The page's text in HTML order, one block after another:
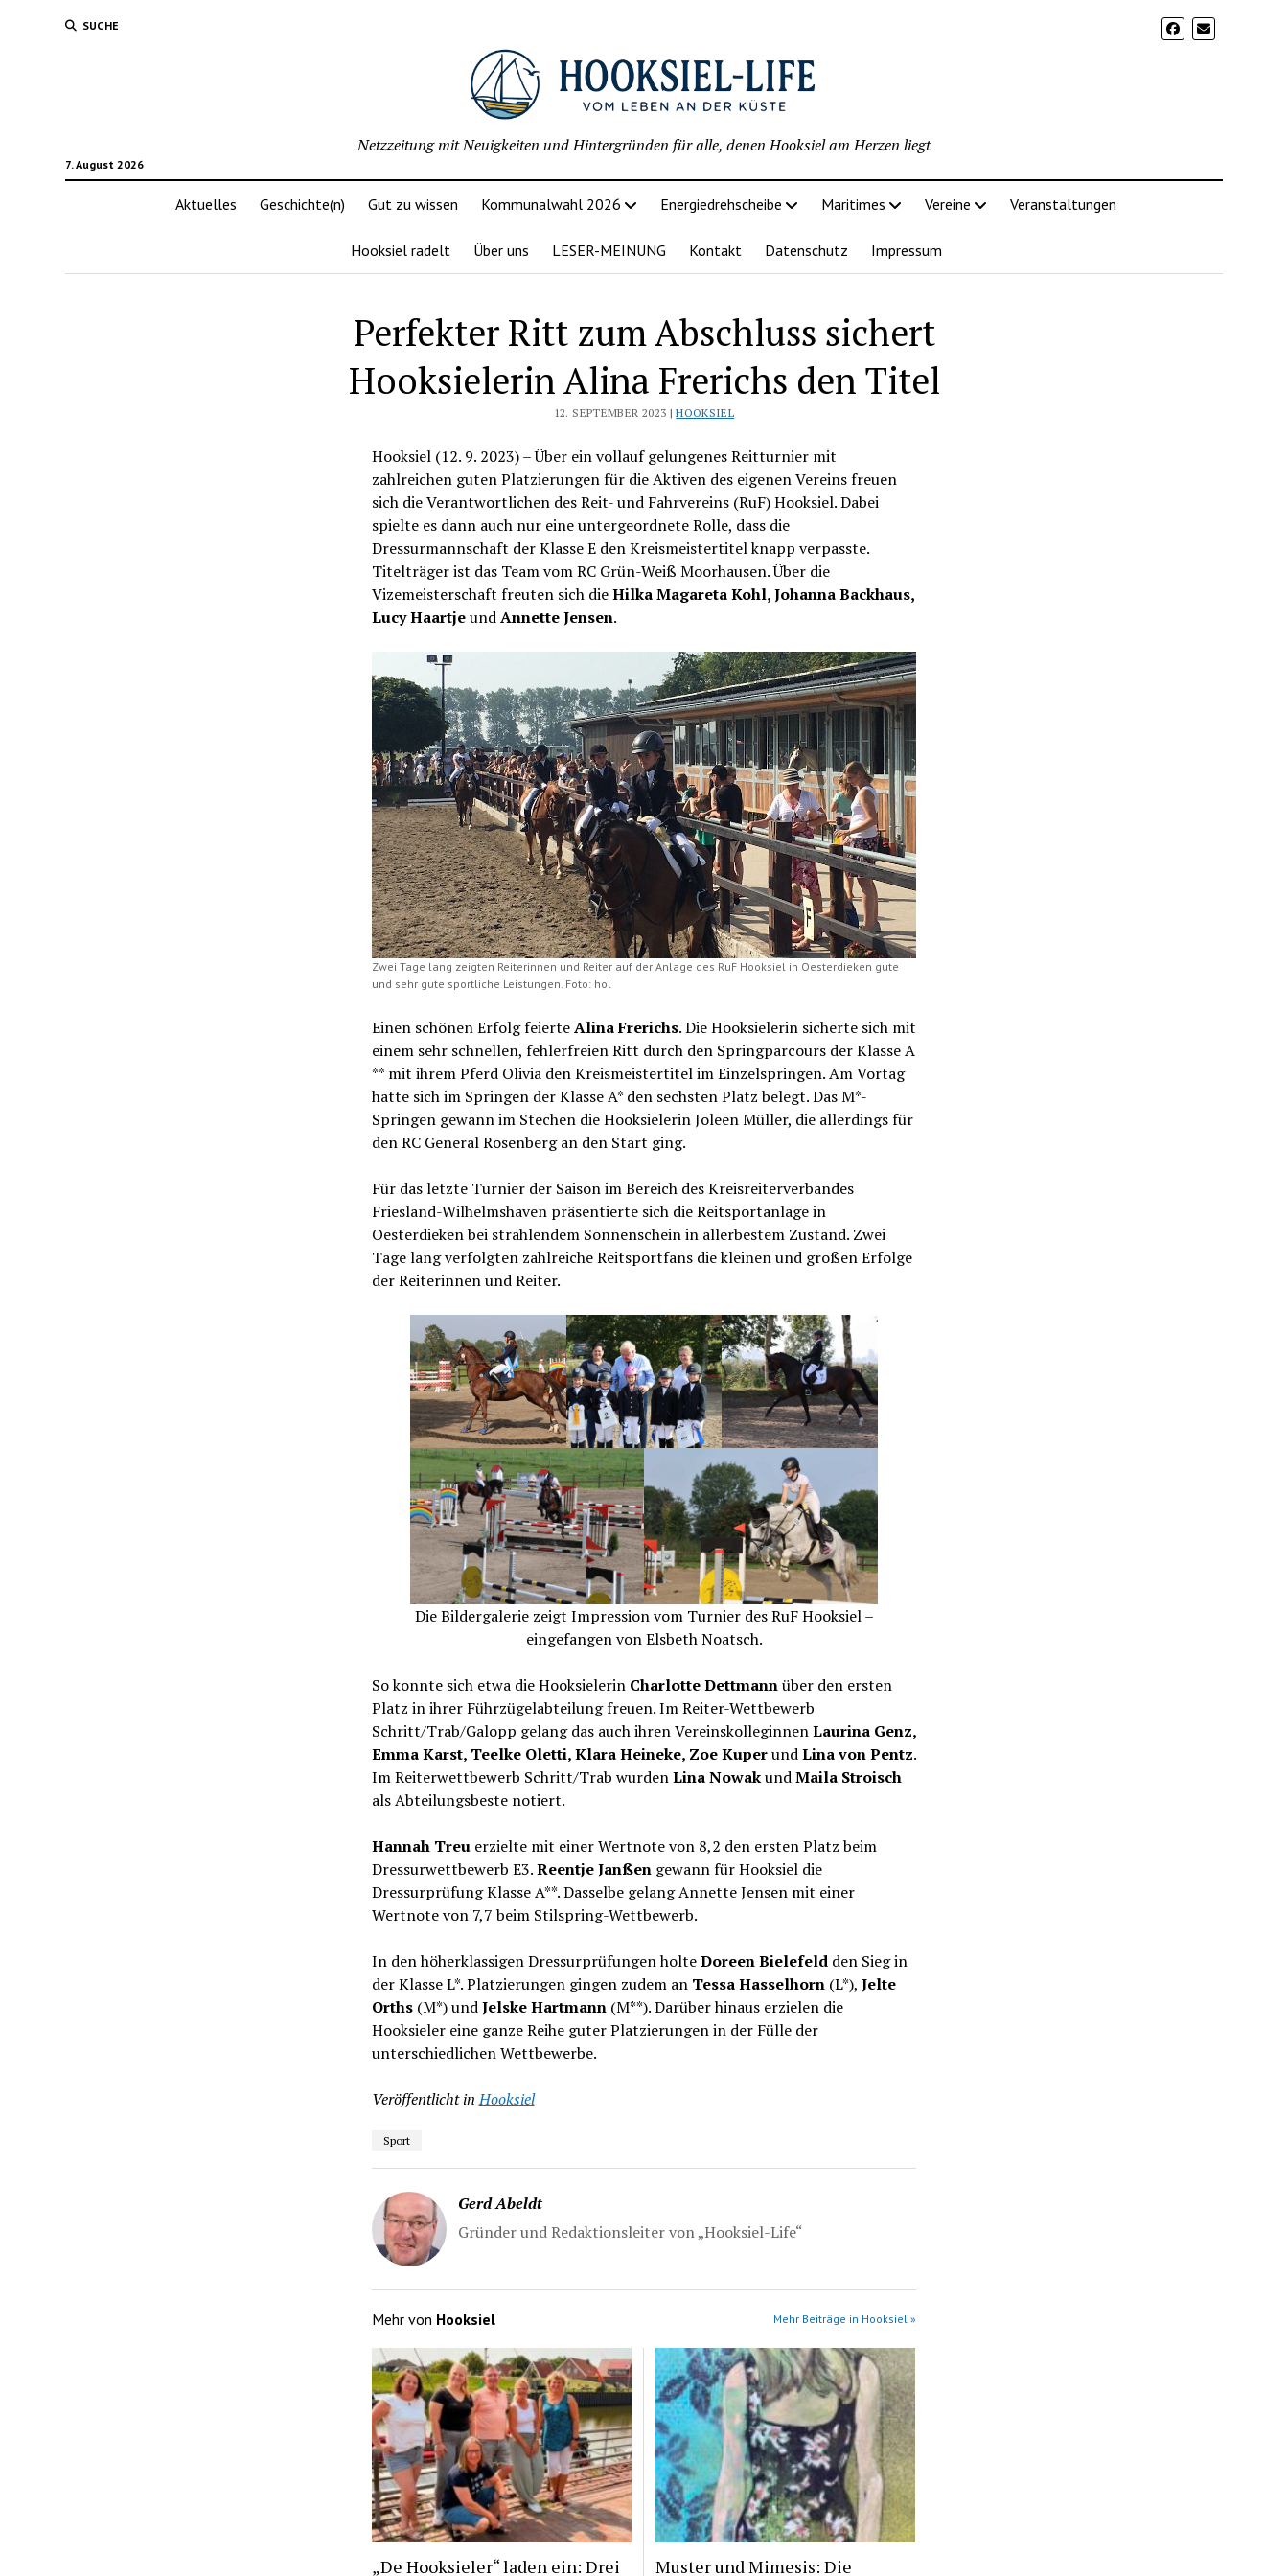
SUCHE
7. August 2026
Netzzeitung mit Neuigkeiten und Hintergründen für alle, denen Hooksiel am Herzen liegt
Aktuelles Geschichte(n) Gut zu wissen Kommunalwahl 2026 Energiedrehscheibe Maritimes Vereine Veranstaltungen
Hooksiel radelt Über uns LESER-MEINUNG Kontakt Datenschutz Impressum
Perfekter Ritt zum Abschluss sichert
Hooksielerin Alina Frerichs den Titel
12. SEPTEMBER 2023 |HOOKSIEL
Hooksiel (12. 9. 2023) – Über ein vollauf gelungenes Reitturnier mit
zahlreichen guten Platzierungen für die Aktiven des eigenen Vereins freuen
sich die Verantwortlichen des Reit- und Fahrvereins (RuF) Hooksiel. Dabei
spielte es dann auch nur eine untergeordnete Rolle, dass die
Dressurmannschaft der Klasse E den Kreismeistertitel knapp verpasste.
Titelträger ist das Team vom RC Grün-Weiß Moorhausen. Über die
Vizemeisterschaft freuten sich dieHilka Magareta Kohl, Johanna Backhaus,
Lucy HaartjeundAnnette Jensen.
Zwei Tage lang zeigten Reiterinnen und Reiter auf der Anlage des RuF Hooksiel in Oesterdieken gute
und sehr gute sportliche Leistungen. Foto: hol
Einen schönen Erfolg feierteAlina Frerichs. Die Hooksielerin sicherte sich mit
einem sehr schnellen, fehlerfreien Ritt durch den Springparcours der Klasse A
** mit ihrem Pferd Olivia den Kreismeistertitel im Einzelspringen. Am Vortag
hatte sich im Springen der Klasse A* den sechsten Platz belegt. Das M*-
Springen gewann im Stechen die Hooksielerin Joleen Müller, die allerdings für
den RC General Rosenberg an den Start ging.
Für das letzte Turnier der Saison im Bereich des Kreisreiterverbandes
Friesland-Wilhelmshaven präsentierte sich die Reitsportanlage in
Oesterdieken bei strahlendem Sonnenschein in allerbestem Zustand. Zwei
Tage lang verfolgten zahlreiche Reitsportfans die kleinen und großen Erfolge
der Reiterinnen und Reiter.
Die Bildergalerie zeigt Impression vom Turnier des RuF Hooksiel –
eingefangen von Elsbeth Noatsch.
So konnte sich etwa die HooksielerinCharlotte Dettmannüber den ersten
Platz in ihrer Führzügelabteilung freuen. Im Reiter-Wettbewerb
Schritt/Trab/Galopp gelang das auch ihren VereinskolleginnenLaurina Genz,
Emma Karst, Teelke Oletti, Klara Heineke, Zoe KuperundLina von Pentz.
Im Reiterwettbewerb Schritt/Trab wurdenLina NowakundMaila Stroisch
als Abteilungsbeste notiert.
Hannah Treuerzielte mit einer Wertnote von 8,2 den ersten Platz beim
Dressurwettbewerb E3.Reentje Janßengewann für Hooksiel die
Dressurprüfung Klasse A**. Dasselbe gelang Annette Jensen mit einer
Wertnote von 7,7 beim Stilspring-Wettbewerb.
In den höherklassigen Dressurprüfungen holteDoreen Bielefeldden Sieg in
der Klasse L*. Platzierungen gingen zudem an Tessa Hasselhorn (L*), Jelte
Orths (M*) undJelske Hartmann(M**). Darüber hinaus erzielen die
Hooksieler eine ganze Reihe guter Platzierungen in der Fülle der
unterschiedlichen Wettbewerbe.
Veröffentlicht in Hooksiel
Sport
Gerd Abeldt
Gründer und Redaktionsleiter von „Hooksiel-Life“
Mehr von Hooksiel Mehr Beiträge in Hooksiel »
„De Hooksieler“ laden ein: Drei Muster und Mimesis: Die